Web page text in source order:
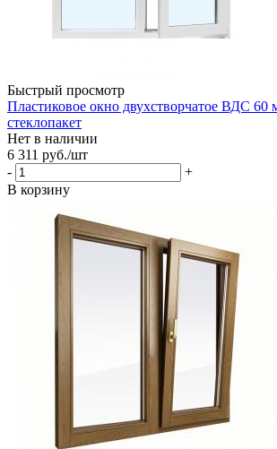
Быстрый просмотр
Пластиковое окно двухстворчатое ВДС
стеклопакет
Нет в наличии
6 311 руб./шт
-
+
В корзину